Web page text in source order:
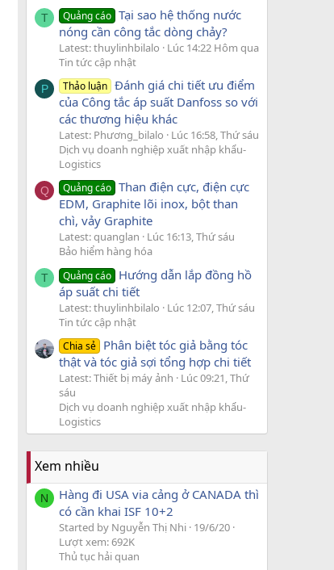
T Quảng cáo Tại sao hệ thống nước
nóng cần công tắc dòng chảy?
Latest: thuylinhbilalo
Lúc 14:22 Hôm qua
Tin tức cập nhật
P Thảo luận Đánh giá chi tiết ưu điểm
của Công tắc áp suất Danfoss so với
các thương hiệu khác
Latest: Phương_bilalo
Lúc 16:58, Thứ sáu
Dịch vụ doanh nghiệp xuất nhập khẩu-
Logistics
Q Quảng cáo Than điện cực, điện cực
EDM, Graphite lõi inox, bột than
chì, vảy Graphite
Latest: quanglan
Lúc 16:13, Thứ sáu
Bảo hiểm hàng hóa
T Quảng cáo Hướng dẫn lắp đồng hồ
áp suất chi tiết
Latest: thuylinhbilalo
Lúc 12:07, Thứ sáu
Tin tức cập nhật
Chia sẻ Phân biệt tóc giả bằng tóc
thật và tóc giả sợi tổng hợp chi tiết
Latest: Thiết bị máy ảnh
Lúc 09:21, Thứ
sáu
Dịch vụ doanh nghiệp xuất nhập khẩu-
Logistics
Xem nhiều
N
Hàng đi USA via cảng ở CANADA thì
có cần khai ISF 10+2
Started by Nguyễn Thị Nhi 19/6/20
Lượt xem: 692K
Thủ tục hải quan